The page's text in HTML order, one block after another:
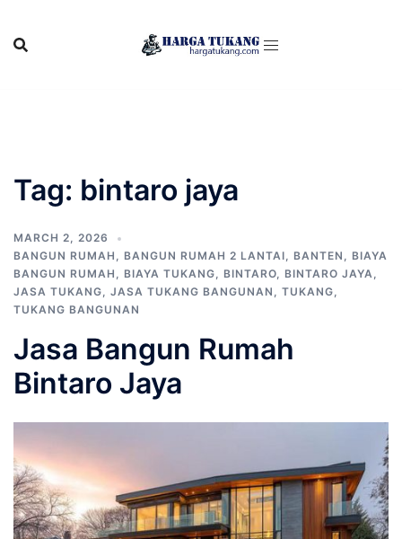
content
Tag: bintaro jaya
MARCH 2, 2026
BANGUN RUMAH , BANGUN RUMAH 2 LANTAI, BANTEN , BIAYA
BANGUN RUMAH , BIAYA TUKANG, BINTARO, BINTARO JAYA,
JASA TUKANG, JASA TUKANG BANGUNAN , TUKANG,
TUKANG BANGUNAN
Jasa Bangun Rumah
Bintaro Jaya